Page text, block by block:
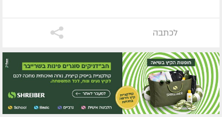
לכתבה